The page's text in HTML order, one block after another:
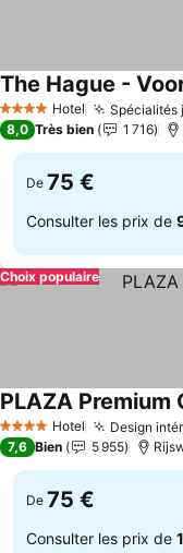
4 Étoiles Hotel Spécialités
The Hague -
8,0 Très bien 1 716
De 75 €
Consulter les prix de
Choix populaire
4 Étoiles Hotel Design
PLAZA Premium
7,6 Bien 5 955
De 75 €
Consulter les prix de